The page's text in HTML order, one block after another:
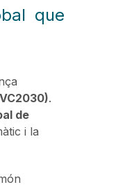
que
.
de
i la